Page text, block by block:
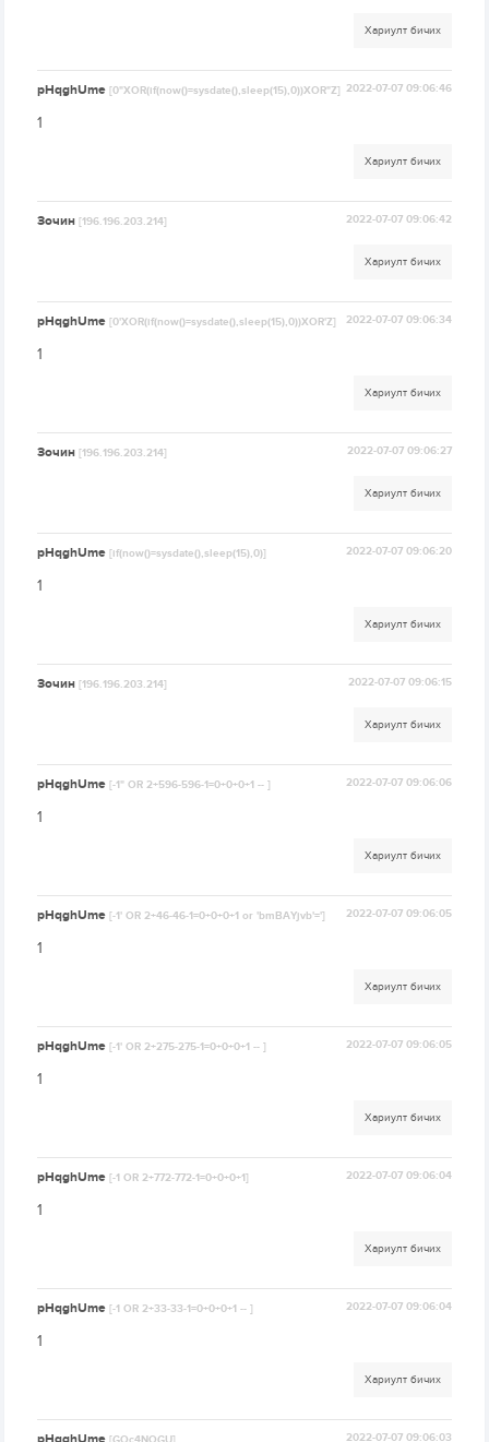
Хариулт бичих
pHqghUme[0"XOR(if(now()=sysdate(),sleep(15),0))XOR"Z] 2022-07-07 09:06:46
1
Хариулт бичих
Зочин[196.196.203.214] 2022-07-07 09:06:42
Хариулт бичих
pHqghUme[0'XOR(if(now()=sysdate(),sleep(15),0))XOR'Z] 2022-07-07 09:06:34
1
Хариулт бичих
Зочин[196.196.203.214] 2022-07-07 09:06:27
Хариулт бичих
pHqghUme[if(now()=sysdate(),sleep(15),0)] 2022-07-07 09:06:20
1
Хариулт бичих
Зочин[196.196.203.214] 2022-07-07 09:06:15
Хариулт бичих
pHqghUme[-1" OR 2+596-596-1=0+0+0+1 -- ] 2022-07-07 09:06:06
1
Хариулт бичих
pHqghUme[-1' OR 2+46-46-1=0+0+0+1 or 'bmBAYjvb'='] 2022-07-07 09:06:05
1
Хариулт бичих
pHqghUme[-1' OR 2+275-275-1=0+0+0+1 -- ] 2022-07-07 09:06:05
1
Хариулт бичих
pHqghUme[-1 OR 2+772-772-1=0+0+0+1] 2022-07-07 09:06:04
1
Хариулт бичих
pHqghUme[-1 OR 2+33-33-1=0+0+0+1 -- ] 2022-07-07 09:06:04
1
Хариулт бичих
2022-07-07 09:06:03